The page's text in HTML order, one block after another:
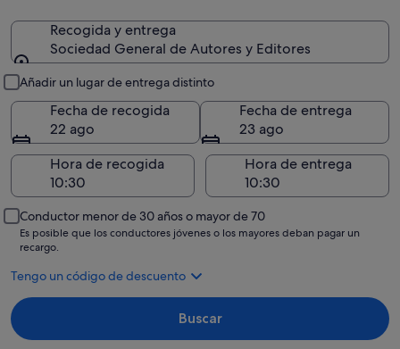
Recogida y entrega
Sociedad General de Autores y Editores
Añadir un lugar de entrega distinto
Fecha de recogida
22 ago
Fecha de entrega
23 ago
Hora de recogida
Hora de entrega
Conductor menor de 30 años o mayor de 70
Es posible que los conductores jóvenes o los mayores deban pagar un
recargo.
Tengo un código de descuento
Buscar